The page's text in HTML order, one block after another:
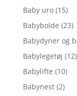
Baby uro (15)
Babybolde (23)
Babydyner og
Babylegetøj (12)
Babylifte (10)
Babynest (2)